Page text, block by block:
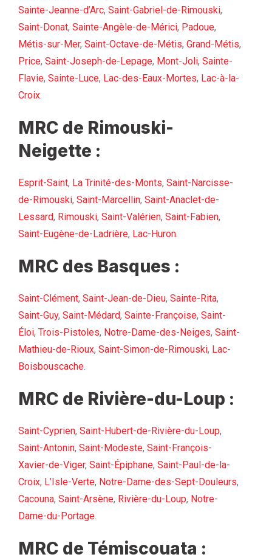
Sainte-Jeanne-d’Arc, Saint-Gabriel-de-Rimouski,
Saint-Donat, Sainte-Angèle-de-Mérici, Padoue,
Métis-sur-Mer, Saint-Octave-de-Métis, Grand-Métis,
Price, Saint-Joseph-de-Lepage, Mont-Joli, Sainte-
Flavie, Sainte-Luce, Lac-des-Eaux-Mortes, Lac-à-la-
Croix.
MRC de Rimouski-
Neigette :
Esprit-Saint, La Trinité-des-Monts, Saint-Narcisse-
de-Rimouski, Saint-Marcellin, Saint-Anaclet-de-
Lessard, Rimouski, Saint-Valérien, Saint-Fabien,
Saint-Eugène-de-Ladrière, Lac-Huron.
MRC des Basques :
Saint-Clément, Saint-Jean-de-Dieu, Sainte-Rita,
Saint-Guy, Saint-Médard, Sainte-Françoise, Saint-
Éloi, Trois-Pistoles, Notre-Dame-des-Neiges, Saint-
Mathieu-de-Rioux, Saint-Simon-de-Rimouski, Lac-
Boisbouscache.
MRC de Rivière-du-Loup :
Saint-Cyprien, Saint-Hubert-de-Rivière-du-Loup,
Saint-Antonin, Saint-Modeste, Saint-François-
Xavier-de-Viger, Saint-Épiphane, Saint-Paul-de-la-
Croix, L’Isle-Verte, Notre-Dame-des-Sept-Douleurs,
Cacouna, Saint-Arsène, Rivière-du-Loup, Notre-
Dame-du-Portage.
MRC de Témiscouata :